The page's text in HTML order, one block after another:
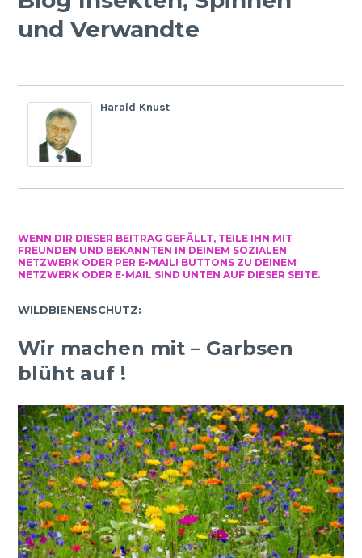
und Verwandte
Harald Knust
WENN DIR DIESER BEITRAG GEFÄLLT, TEILE IHN MIT
FREUNDEN UND BEKANNTEN IN DEINEM SOZIALEN
NETZWERK ODER PER E-MAIL! BUTTONS ZU DEINEM
NETZWERK ODER E-MAIL SIND UNTEN AUF DIESER SEITE.
WILDBIENENSCHUTZ:
Wir machen mit – Garbsen
blüht auf !